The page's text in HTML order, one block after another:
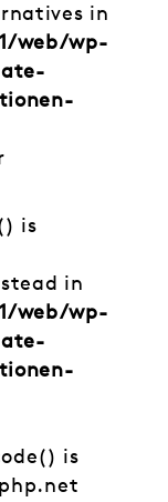
in
web/wp-
is
in
web/wp-
is